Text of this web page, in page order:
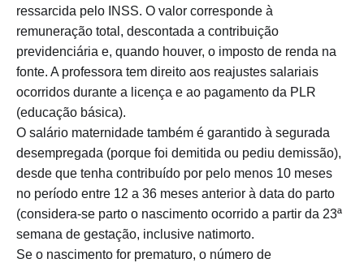
ressarcida pelo INSS. O valor corresponde à
remuneração total, descontada a contribuição
previdenciária e, quando houver, o imposto de renda na
fonte. A professora tem direito aos reajustes salariais
ocorridos durante a licença e ao pagamento da PLR
(educação básica).
O salário maternidade também é garantido à segurada
desempregada (porque foi demitida ou pediu demissão),
desde que tenha contribuído por pelo menos 10 meses
no período entre 12 a 36 meses anterior à data do parto
(considera-se parto o nascimento ocorrido a partir da 23ª
semana de gestação, inclusive natimorto.
Se o nascimento for prematuro, o número de